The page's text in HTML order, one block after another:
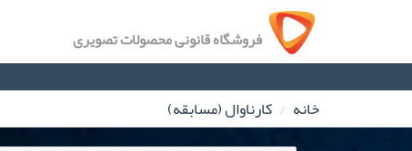
فروشگاه قانونی محصولات تصویری
خانه کارناوال (مسابقه)